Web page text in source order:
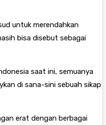
untuk merendahkan
bisa disebut sebagai
saat ini, semuanya
di sana-sini sebuah sikap
erat dengan berbagai